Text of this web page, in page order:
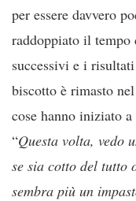
per essere davvero
raddoppiato il
successivi e i
biscotto è rimasto
cose hanno iniziato
“Questa volta, vedo
se sia cotto del tutto
sembra più un